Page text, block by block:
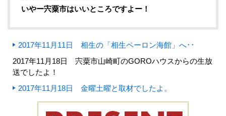
いやー宍粟市はいいところですよー！
2017年11月11日 相生の「相生ペーロン海館」へ･･
2017年11月18日 宍粟市山崎町のGOROハウスからの生放
送でしたよ！
2017年11月18日 金曜土曜と取材でしたよ。